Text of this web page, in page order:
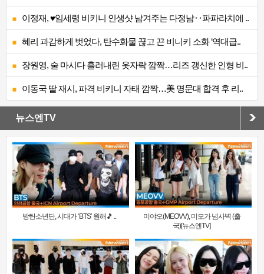
이정재, ♥임세령 비키니 인생샷 남겨주는 다정남‥파파라치에 ..
혜리 과감하게 벗었다, 탄수화물 끊고 끈 비니키 소화 ‘역대급..
장원영, 술 마시다 흘러내린 옷자락 깜짝…리즈 갱신한 인형 비..
이동국 딸 재시, 파격 비키니 자태 깜짝…美 명문대 합격 후 리..
뉴스엔TV
방탄소년단, 시대가 ‘BTS’ 원해🎵 ..
미야오(MEOVV), 미모가 넘사벽 (출
국)[뉴스엔TV]